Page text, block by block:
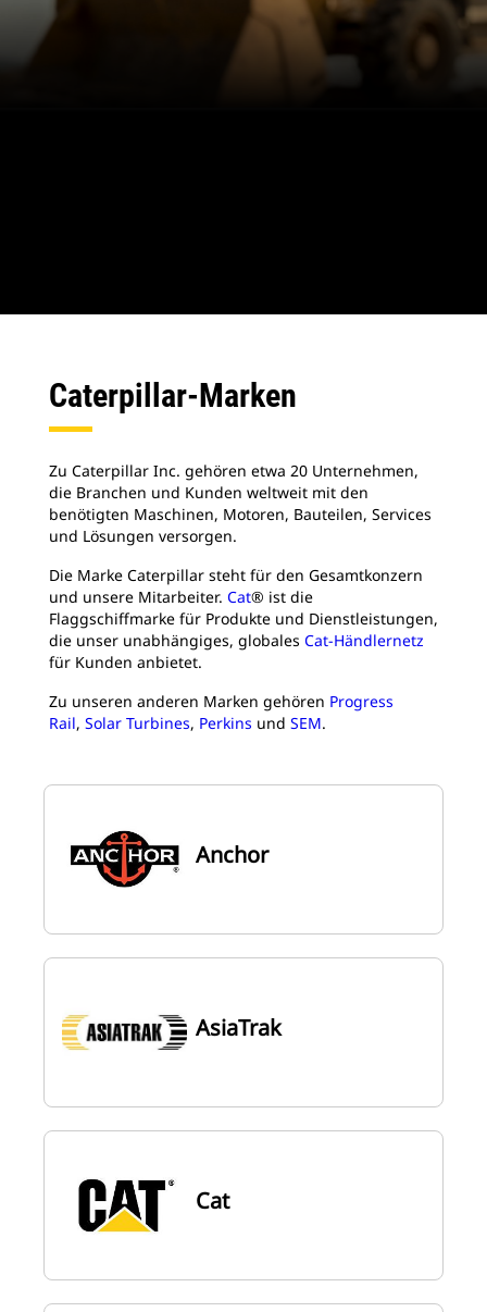
Caterpillar-Marken
Zu Caterpillar Inc. gehören etwa 20 Unternehmen,
die Branchen und Kunden weltweit mit den
benötigten Maschinen, Motoren, Bauteilen, Services
und Lösungen versorgen.
Die Marke Caterpillar steht für den Gesamtkonzern
und unsere Mitarbeiter. Cat® ist die
Flaggschiffmarke für Produkte und Dienstleistungen,
die unser unabhängiges, globales Cat-Händlernetz
für Kunden anbietet.
Zu unseren anderen Marken gehören Progress
Rail, Solar Turbines, Perkins und SEM.
Anchor
AsiaTrak
Cat